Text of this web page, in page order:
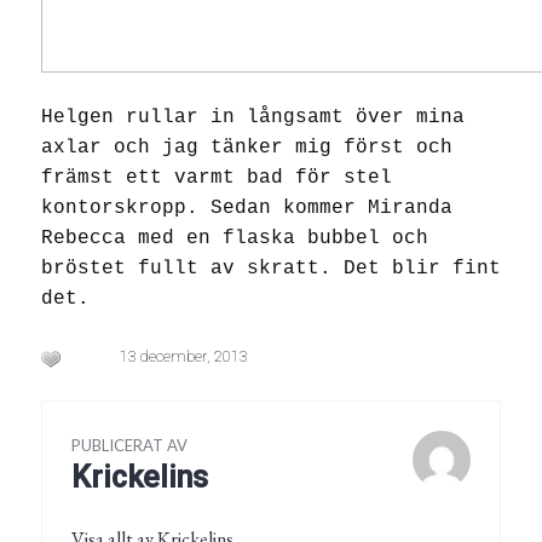
Helgen rullar in långsamt över mina
axlar och jag tänker mig först och
främst ett varmt bad för stel
kontorskropp. Sedan kommer Miranda
Rebecca med en flaska bubbel och
bröstet fullt av skratt. Det blir fint
det.
13 december, 2013
PUBLICERAT AV
Krickelins